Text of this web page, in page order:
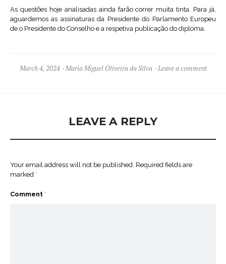
As questões hoje analisadas ainda farão correr muita tinta. Para já,
aguardemos as assinaturas da Presidente do Parlamento Europeu
de o Presidente do Conselho e a respetiva publicação do diploma.
March 4, 2024 Maria Miguel Oliveira da Silva Leave a comment
LEAVE A REPLY
Your email address will not be published. Required fields are
marked *
Comment *